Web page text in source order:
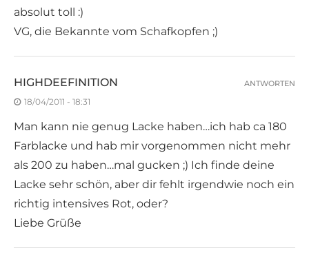
absolut toll :)
VG, die Bekannte vom Schafkopfen ;)
HIGHDEEFINITION
18/04/2011 - 18:31
Man kann nie genug Lacke haben…ich hab ca 180
Farblacke und hab mir vorgenommen nicht mehr
als 200 zu haben…mal gucken ;) Ich finde deine
Lacke sehr schön, aber dir fehlt irgendwie noch ein
richtig intensives Rot, oder?
Liebe Grüße
ANTWORTEN